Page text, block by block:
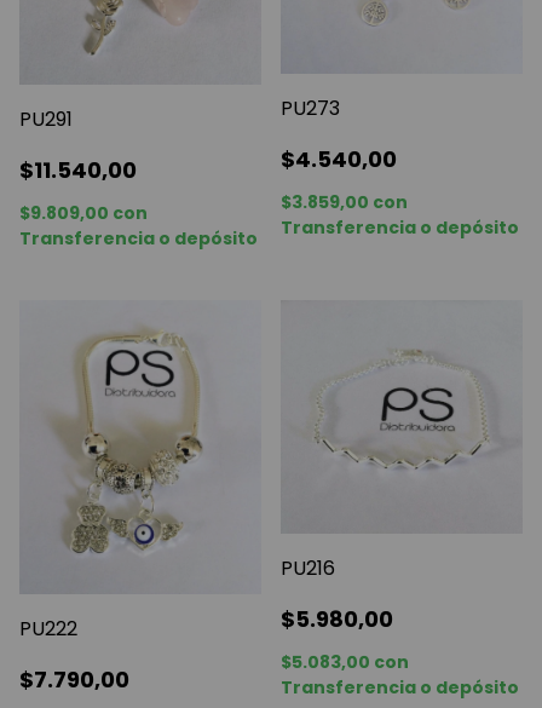
PU291
$11.540,00
$9.809,00 con
Transferencia o depósito
PU273
$4.540,00
$3.859,00 con
Transferencia o depósito
PU222
$7.790,00
PU216
$5.980,00
$5.083,00 con
Transferencia o depósito